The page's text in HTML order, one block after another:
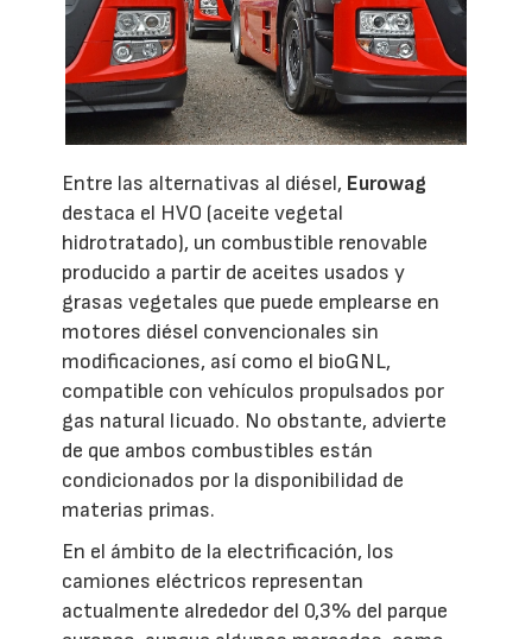
Entre las alternativas al diésel, Eurowag
destaca el HVO (aceite vegetal
hidrotratado), un combustible renovable
producido a partir de aceites usados y
grasas vegetales que puede emplearse en
motores diésel convencionales sin
modificaciones, así como el bioGNL,
compatible con vehículos propulsados por
gas natural licuado. No obstante, advierte
de que ambos combustibles están
condicionados por la disponibilidad de
materias primas.
En el ámbito de la electrificación, los
camiones eléctricos representan
actualmente alrededor del 0,3% del parque